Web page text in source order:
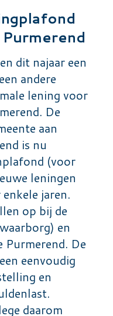
dit najaar een
andere
lening voor
De
aan
is nu
(voor
leningen
jaren.
op bij de
en
Purmerend. De
eenvoudig
en
daarom